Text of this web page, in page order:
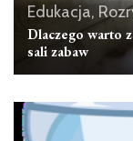
Edukacja,
Dlaczego warto
sali zabaw